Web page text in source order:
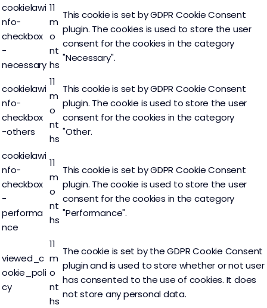
cookielawi
nfo-
checkbox
-
necessary
11
m
o
nt
hs
This cookie is set by GDPR Cookie Consent
plugin. The cookies is used to store the user
consent for the cookies in the category
"Necessary".
cookielawi
nfo-
checkbox
-others
11
m
o
nt
hs
This cookie is set by GDPR Cookie Consent
plugin. The cookie is used to store the user
consent for the cookies in the category
"Other.
cookielawi
nfo-
checkbox
-
performa
nce
11
m
o
nt
hs
This cookie is set by GDPR Cookie Consent
plugin. The cookie is used to store the user
consent for the cookies in the category
"Performance".
viewed_c
ookie_poli
cy
11
m
o
nt
hs
The cookie is set by the GDPR Cookie Consent
plugin and is used to store whether or not user
has consented to the use of cookies. It does
not store any personal data.